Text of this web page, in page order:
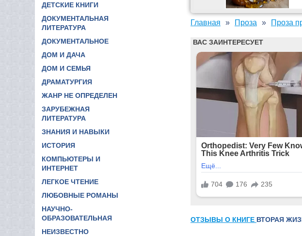
ДЕТСКИЕ КНИГИ
ДОКУМЕНТАЛЬНАЯ
ЛИТЕРАТУРА
ДОКУМЕНТАЛЬНОЕ
ДОМ И ДАЧА
ДОМ И СЕМЬЯ
ДРАМАТУРГИЯ
ЖАНР НЕ ОПРЕДЕЛЕН
ЗАРУБЕЖНАЯ
ЛИТЕРАТУРА
ЗНАНИЯ И НАВЫКИ
ИСТОРИЯ
КОМПЬЮТЕРЫ И
ИНТЕРНЕТ
ЛЕГКОЕ ЧТЕНИЕ
ЛЮБОВНЫЕ РОМАНЫ
НАУЧНО-
ОБРАЗОВАТЕЛЬНАЯ
НЕИЗВЕСТНО
Главная Проза Проза
ОТЗЫВЫ О КНИГЕ ВТОРАЯ